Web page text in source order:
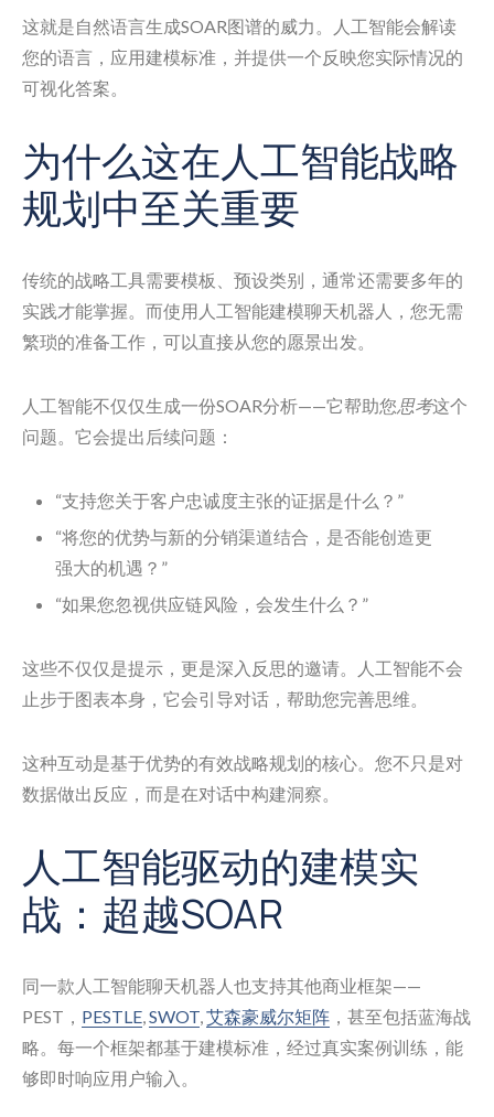
这就是自然语言生成SOAR图谱的威力。人工智能会解读
您的语言，应用建模标准，并提供一个反映您实际情况的
可视化答案。
为什么这在人工智能战略
规划中至关重要
传统的战略工具需要模板、预设类别，通常还需要多年的
实践才能掌握。而使用人工智能建模聊天机器人，您无需
繁琐的准备工作，可以直接从您的愿景出发。
人工智能不仅仅生成一份SOAR分析——它帮助您思考这个
问题。它会提出后续问题：
“支持您关于客户忠诚度主张的证据是什么？”
“将您的优势与新的分销渠道结合，是否能创造更
强大的机遇？”
“如果您忽视供应链风险，会发生什么？”
这些不仅仅是提示，更是深入反思的邀请。人工智能不会
止步于图表本身，它会引导对话，帮助您完善思维。
这种互动是基于优势的有效战略规划的核心。您不只是对
数据做出反应，而是在对话中构建洞察。
人工智能驱动的建模实
战：超越SOAR
同一款人工智能聊天机器人也支持其他商业框架——
PEST， PESTLE,SWOT,艾森豪威尔矩阵 ，甚至包括蓝海战
略。每一个框架都基于建模标准，经过真实案例训练，能
够即时响应用户输入。